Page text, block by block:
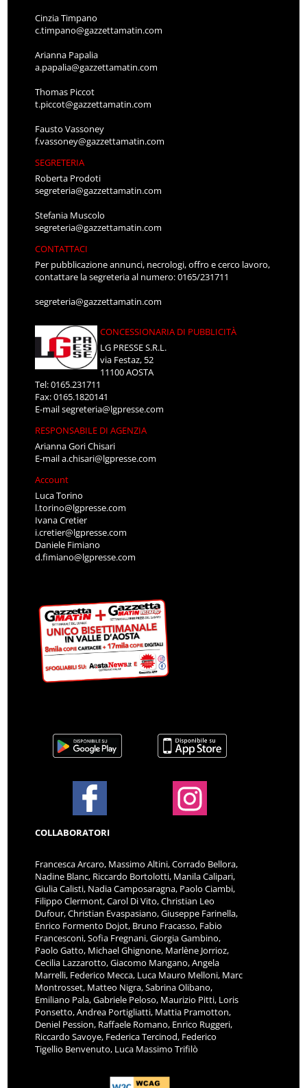
Cinzia Timpano
c.timpano@gazzettamatin.com
Arianna Papalia
a.papalia@gazzettamatin.com
Thomas Piccot
t.piccot@gazzettamatin.com
Fausto Vassoney
f.vassoney@gazzettamatin.com
SEGRETERIA
Roberta Prodoti
segreteria@gazzettamatin.com
Stefania Muscolo
segreteria@gazzettamatin.com
CONTATTACI
Per pubblicazione annunci, necrologi, offro e cerco lavoro,
contattare la segreteria al numero: 0165/231711
segreteria@gazzettamatin.com
CONCESSIONARIA DI PUBBLICITÀ
LG PRESSE S.R.L.
via Festaz, 52
11100 AOSTA
Tel: 0165.231711
Fax: 0165.1820141
E-mailsegreteria@lgpresse.com
RESPONSABILE DI AGENZIA
Arianna Gori Chisari
E-maila.chisari@lgpresse.com
Account
Luca Torino
l.torino@lgpresse.com
Ivana Cretier
i.cretier@lgpresse.com
Daniele Fimiano
d.fimiano@lgpresse.com
COLLABORATORI
Francesca Arcaro, Massimo Altini, Corrado Bellora,
Nadine Blanc, Riccardo Bortolotti, Manila Calipari,
Giulia Calisti, Nadia Camposaragna, Paolo Ciambi,
Filippo Clermont, Carol Di Vito, Christian Leo
Dufour, Christian Evaspasiano, Giuseppe Farinella,
Enrico Formento Dojot, Bruno Fracasso, Fabio
Francesconi, Sofia Fregnani, Giorgia Gambino,
Paolo Gatto, Michael Ghignone, Marlène Jorrioz,
Cecilia Lazzarotto, Giacomo Mangano, Angela
Marrelli, Federico Mecca, Luca Mauro Melloni, Marc
Montrosset, Matteo Nigra, Sabrina Olibano,
Emiliano Pala, Gabriele Peloso, Maurizio Pitti, Loris
Ponsetto, Andrea Portigliatti, Mattia Pramotton,
Deniel Pession, Raffaele Romano, Enrico Ruggeri,
Riccardo Savoye, Federica Tercinod, Federico
Tigellio Benvenuto, Luca Massimo Trifilò